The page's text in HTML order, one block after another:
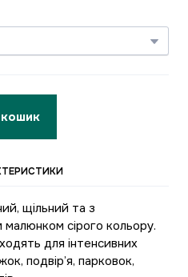
щільний та з
сірого кольору.
для інтенсивних
подвір’я, парковок,